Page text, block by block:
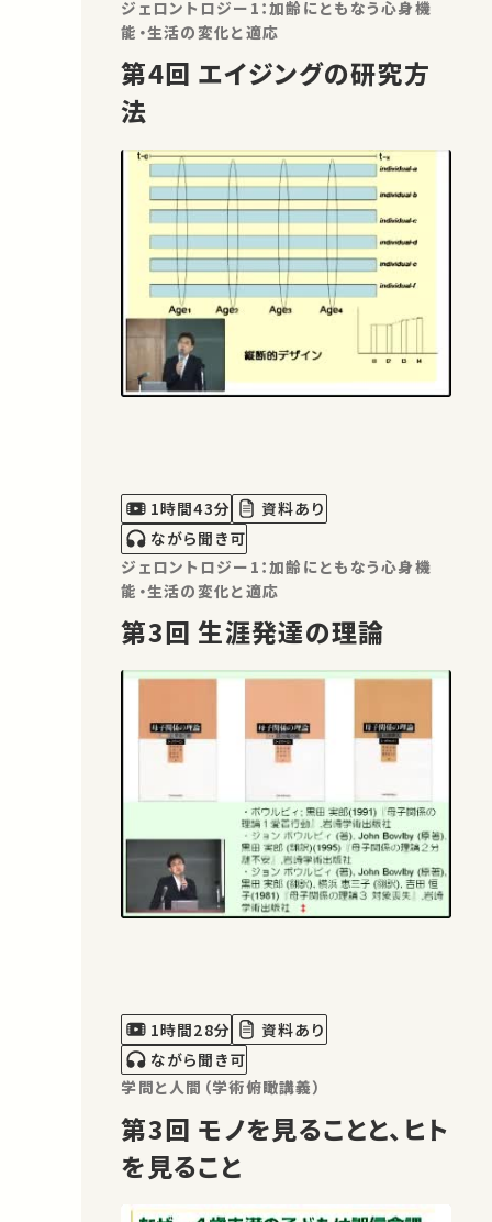
ジェロントロジー1：加齢にともなう心身機
能・生活の変化と適応
第4回 エイジングの研究方
法
1時間43分
資料あり
ながら聞き可
ジェロントロジー1：加齢にともなう心身機
能・生活の変化と適応
第3回 生涯発達の理論
1時間28分
資料あり
ながら聞き可
学問と人間（学術俯瞰講義）
第3回 モノを見ることと、ヒト
を見ること